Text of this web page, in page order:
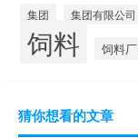
集团 集团有限公司
饲料 饲料厂
猜你想看的文章